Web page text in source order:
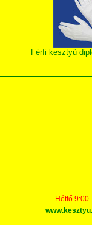
Férfi kesztyű
Hétfő 9:00